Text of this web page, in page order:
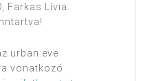
Farkas Lívia.
urban:eve
vonatkozó